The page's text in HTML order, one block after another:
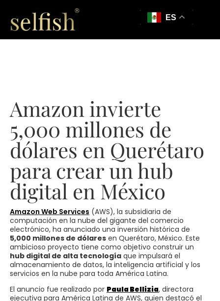
Amazon invierte
5,000 millones de
dólares en Querétaro
para crear un hub
digital en México
Amazon Web Services (AWS), la subsidiaria de
computación en la nube del gigante del comercio
electrónico, ha anunciado una inversión histórica de
5,000 millones de dólares en Querétaro, México. Este
ambicioso proyecto tiene como objetivo construir un
hub digital de alta tecnología que impulsará el
almacenamiento de datos, la inteligencia artificial y los
servicios en la nube para toda América Latina.
El anuncio fue realizado por Paula Bellizia, directora
ejecutiva para América Latina de AWS, quien destacó el
ES